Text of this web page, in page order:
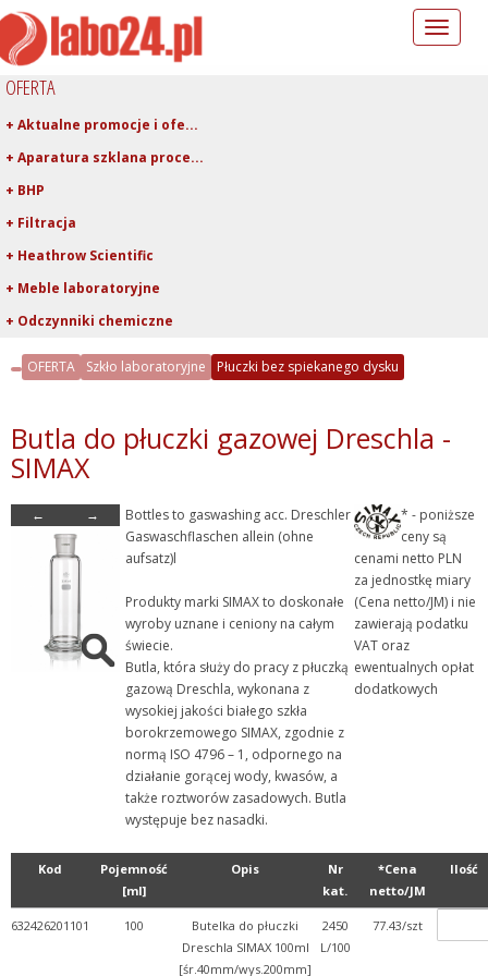
Toggle
OFERTA
+ Aktualne promocje i ofe...
+ Aparatura szklana proce...
+ BHP
+ Filtracja
+ Heathrow Scientific
+ Meble laboratoryjne
+ Odczynniki chemiczne
+ Pipetowanie i dawkowani...
+ Plastiki laboratoryjne
+ Rury, pręty, kapilary ...
+ Szkło kwarcowe
- Szkło laboratoryjne
+ Aparaty szklane laborat...
+ Butle i butelki szklane
+ Chłodnice i kolumny
+ Detergenty
+ Eksykatory i dzwony szk...
+ Fiolki szklane (wialki)
+ Krystalizatory, parowni...
+ Naczynka wagowe i pojem...
- Płuczki bez spiekanego...
+ Pozostałe szkło labor...
OFERTA Szkło laboratoryjne Płuczki bez spiekanego dysku
Butla do płuczki gazowej Dreschla -
SIMAX
← →
Bottles to gaswashing acc. Dreschler
Gaswaschflaschen allein (ohne
aufsatz)l
Produkty marki SIMAX to doskonałe
wyroby uznane i ceniony na całym
świecie.
Butla, która służy do pracy z płuczką
gazową Dreschla, wykonana z
wysokiej jakości białego szkła
borokrzemowego SIMAX, zgodnie z
normą ISO 4796 – 1, odpornego na
działanie gorącej wody, kwasów, a
także roztworów zasadowych. Butla
występuje bez nasadki.
* - poniższe
ceny są
cenami netto PLN
za jednostkę miary
(Cena netto/JM) i nie
zawierają podatku
VAT oraz
ewentualnych opłat
dodatkowych
Kod
Pojemność
[ml]
Opis
Nr
kat.
*Cena
netto/JM
Ilość
632426201101 100
Butelka do płuczki
Dreschla SIMAX 100ml
[śr.40mm/wys.200mm]
2450
L/100
77.43/szt